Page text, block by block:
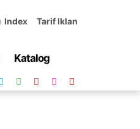
Index Tarif Iklan
Katalog